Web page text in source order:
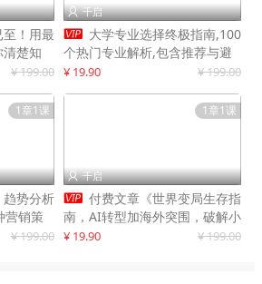
！用最
楚知
代的泼
¥ 199.00
 千启
 大学专业选择终极指南,100
个热门专业解析,包含推荐与避
雷实用建议
¥ 19.90 ¥ 199.00
1章1课
趋势分析
营销策
¥ 199.00
1章1课
 千启
 付费文章《世界变局生存指
南，AI转型加海外突围，破解小
城市生存陷阱》
¥ 19.90 ¥ 199.00